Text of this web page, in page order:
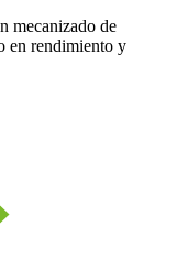
mecanizado de
en rendimiento y